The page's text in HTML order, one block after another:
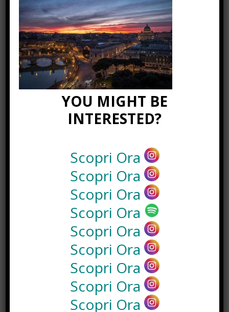
Recinto per cani fai da te, cosa
serve e come costruirlo
Gennaio 8th, 2018
Consigli utili per pulire le borse in
base al loro materiale
Gennaio 15th, 2018
con escort Napoli.
Maggio 3rd, 2018
YOU MIGHT BE
INTERESTED?
Scopri Ora
Scopri Ora
Scopri Ora
Scopri Ora
Scopri Ora
Scopri Ora
Scopri Ora
Scopri Ora
Scopri Ora